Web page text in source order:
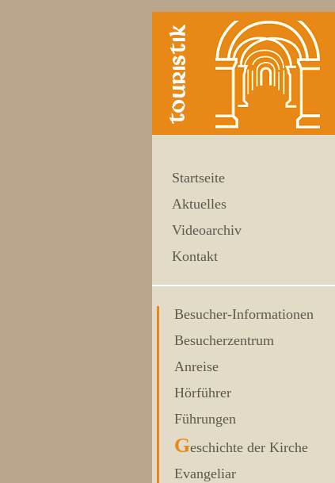
Startseite
Aktuelles
Videoarchiv
Kontakt
Besucher-Informationen
Besucherzentrum
Anreise
Hörführer
Führungen
Geschichte der Kirche
Evangeliar